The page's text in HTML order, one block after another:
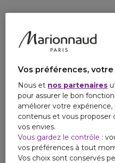
** Sans ingrédients d'origine
*** Résitante à l'eau
Vos préférences,
Nous et nos partenaires
pour assurer le bon
améliorer votre expérience,
contenus et vous proposer
vos envies.
Vous gardez le contrôle :
vos préférences à tout
Vos choix sont conservés